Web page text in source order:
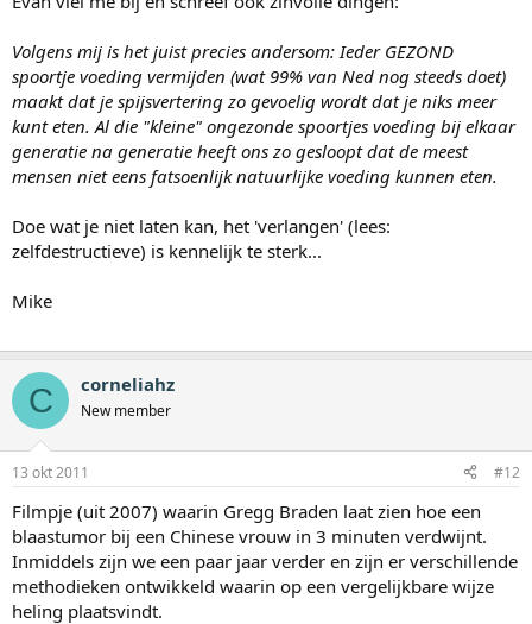
Volgens mij is het juist precies andersom: Ieder GEZOND
spoortje voeding vermijden (wat 99% van Ned nog steeds doet)
maakt dat je spijsvertering zo gevoelig wordt dat je niks meer
kunt eten. Al die "kleine" ongezonde spoortjes voeding bij elkaar
generatie na generatie heeft ons zo gesloopt dat de meest
mensen niet eens fatsoenlijk natuurlijke voeding kunnen eten.
Doe wat je niet laten kan, het 'verlangen' (lees:
zelfdestructieve) is kennelijk te sterk...
Mike
C corneliahz
New member
13 okt 2011 #12
Filmpje (uit 2007) waarin Gregg Braden laat zien hoe een
blaastumor bij een Chinese vrouw in 3 minuten verdwijnt.
Inmiddels zijn we een paar jaar verder en zijn er verschillende
methodieken ontwikkeld waarin op een vergelijkbare wijze
heling plaatsvindt.